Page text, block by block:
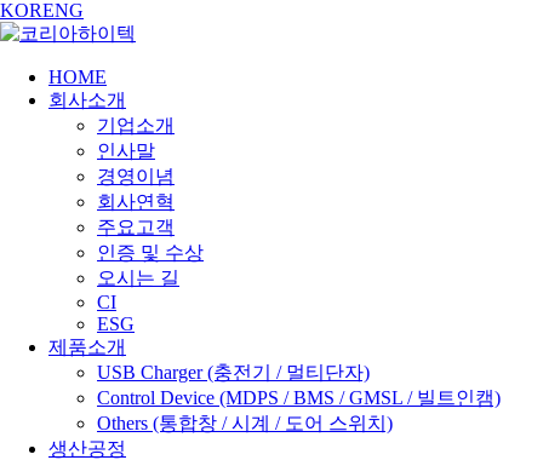
KORENG
HOME
회사소개
기업소개
인사말
경영이념
회사연혁
주요고객
인증 및 수상
오시는 길
CI
ESG
제품소개
USB Charger(충전기 / 멀티단자)
Control Device (MDPS / BMS / GMSL / 빌트인캠)
Others (통합창 / 시계 / 도어 스위치)
생산공정